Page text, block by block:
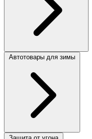
Автотовары для зимы